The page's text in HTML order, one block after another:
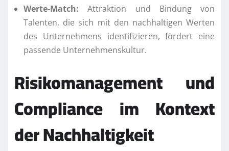
Werte-Match: Attraktion und Bindung von
Talenten, die sich mit den nachhaltigen Werten
des Unternehmens identifizieren, fördert eine
passende Unternehmenskultur.
Risikomanagement und
Compliance im Kontext
der Nachhaltigkeit